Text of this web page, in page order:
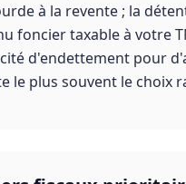
à la revente ; la
foncier taxable à votre
d'endettement pour
le plus souvent le choix